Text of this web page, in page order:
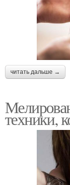
читать дальше →
техники,